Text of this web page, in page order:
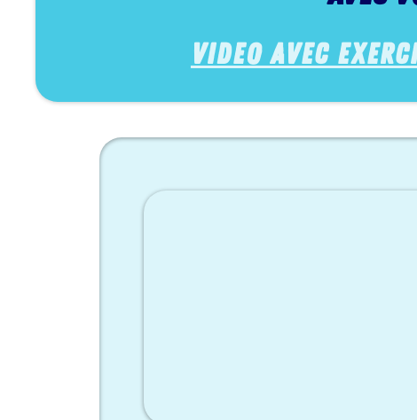
video avec